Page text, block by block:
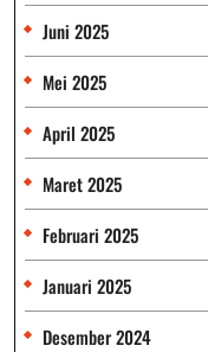
Juni 2025
Mei 2025
April 2025
Maret 2025
Februari 2025
Januari 2025
Desember 2024